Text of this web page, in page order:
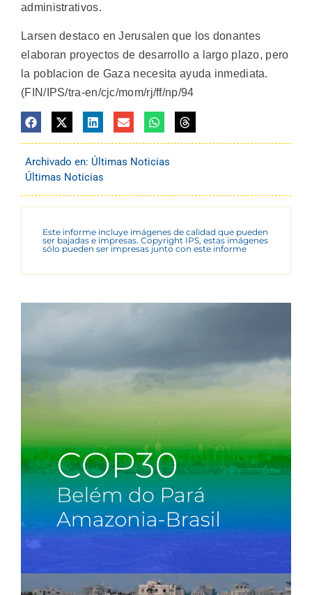
administrativos.
Larsen destaco en Jerusalen que los donantes
elaboran proyectos de desarrollo a largo plazo, pero
la poblacion de Gaza necesita ayuda inmediata.
(FIN/IPS/tra-en/cjc/mom/rj/ff/np/94
Archivado en: Últimas Noticias
Últimas Noticias
Este informe incluye imágenes de calidad que pueden
ser bajadas e impresas. Copyright IPS, estas imágenes
sólo pueden ser impresas junto con este informe